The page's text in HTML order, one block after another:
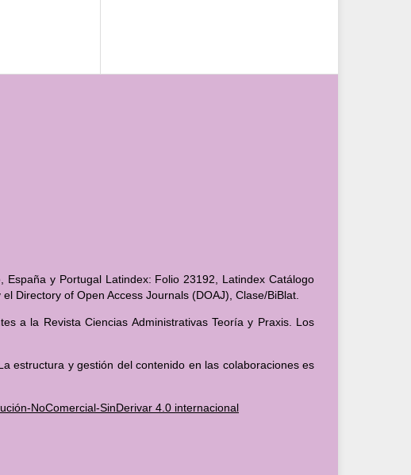
y Portugal Latindex: Folio 23192, Latindex Catálogo
Directory of Open Access Journals (DOAJ), Clase/BiBlat.
a la Revista Ciencias Administrativas Teoría y Praxis. Los
estructura y gestión del contenido en las colaboraciones es
NoComercial-SinDerivar 4.0 internacional